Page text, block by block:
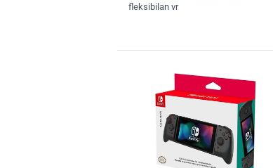
fleksibilan vr